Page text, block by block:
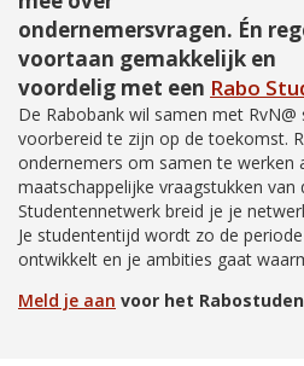
ondernemersvragen. Én
voortaan gemakkelijk en
voordelig met een Rabo
De Rabobank wil samen met
voorbereid te zijn op de toekomst.
ondernemers om samen te werken
maatschappelijke vraagstukken van
Studentennetwerk breid je je
Je studententijd wordt zo de
ontwikkelt en je ambities gaat
Meld je aan voor het